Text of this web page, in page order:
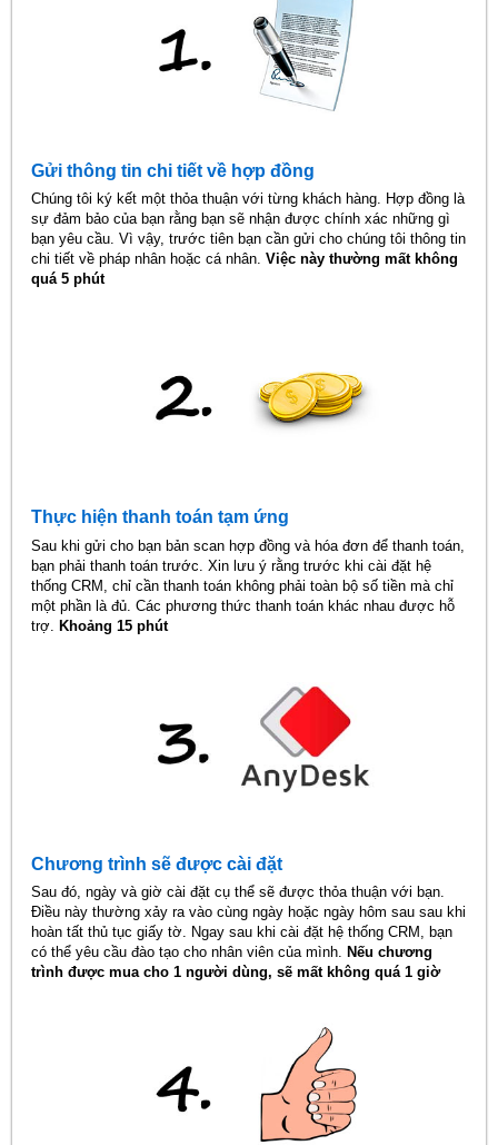
Gửi thông tin chi tiết về hợp đồng
Chúng tôi ký kết một thỏa thuận với từng khách hàng. Hợp đồng là
sự đảm bảo của bạn rằng bạn sẽ nhận được chính xác những gì
bạn yêu cầu. Vì vậy, trước tiên bạn cần gửi cho chúng tôi thông tin
chi tiết về pháp nhân hoặc cá nhân.Việc này thường mất không
quá 5 phút
Thực hiện thanh toán tạm ứng
Sau khi gửi cho bạn bản scan hợp đồng và hóa đơn để thanh toán,
bạn phải thanh toán trước. Xin lưu ý rằng trước khi cài đặt hệ
thống CRM, chỉ cần thanh toán không phải toàn bộ số tiền mà chỉ
một phần là đủ. Các phương thức thanh toán khác nhau được hỗ
trợ.Khoảng 15 phút
Chương trình sẽ được cài đặt
Sau đó, ngày và giờ cài đặt cụ thể sẽ được thỏa thuận với bạn.
Điều này thường xảy ra vào cùng ngày hoặc ngày hôm sau sau khi
hoàn tất thủ tục giấy tờ. Ngay sau khi cài đặt hệ thống CRM, bạn
có thể yêu cầu đào tạo cho nhân viên của mình.
Nếu chương
trình được mua cho 1 người dùng, sẽ mất không quá 1 giờ